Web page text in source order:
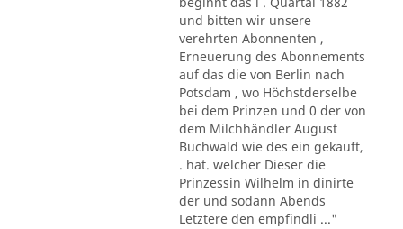
und bitten wir unsere
verehrten Abonnenten ,
Erneuerung des Abonnements
auf das die von Berlin nach
Potsdam , wo Höchstderselbe
bei dem Prinzen und 0 der von
dem Milchhändler August
Buchwald wie des ein gekauft,
. hat. welcher Dieser die
Prinzessin Wilhelm in dinirte
der und sodann Abends
Letztere den empfindli ..."